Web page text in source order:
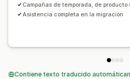
Campañas de temporada, de producto
Asistencia completa en la migración
Contiene texto traducido